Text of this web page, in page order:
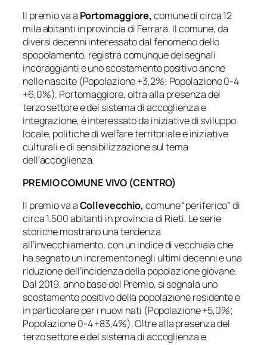
Il premio va a Portomaggiore, comune di circa 12
mila abitanti in provincia di Ferrara. Il comune, da
diversi decenni interessato dal fenomeno dello
spopolamento, registra comunque dei segnali
incoraggianti e uno scostamento positivo anche
nelle nascite (Popolazione +3,2%; Popolazione 0-4
+6,0%). Portomaggiore, oltra alla presenza del
terzo settore e del sistema di accoglienza e
integrazione, è interessato da iniziative di sviluppo
locale, politiche di welfare territoriale e iniziative
culturali e di sensibilizzazione sul tema
dell’accoglienza.
PREMIO COMUNE VIVO (CENTRO)
Il premio va aCollevecchio, comune “periferico” di
circa 1.500 abitanti in provincia di Rieti. Le serie
storiche mostrano una tendenza
all’invecchiamento, con un indice di vecchiaia che
ha segnato un incremento negli ultimi decenni e una
riduzione dell’incidenza della popolazione giovane.
Dal 2019, anno base del Premio, si segnala uno
scostamento positivo della popolazione residente e
in particolare per i nuovi nati (Popolazione +5,0%;
Popolazione 0-4 +83,4%). Oltre alla presenza del
terzo settore e del sistema di accoglienza e